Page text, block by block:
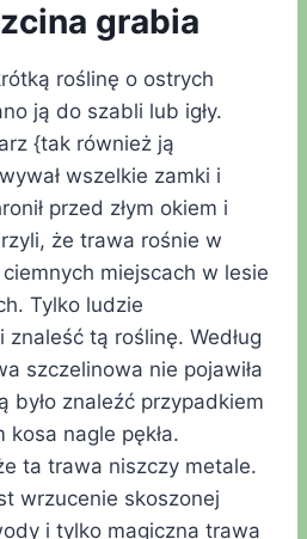
grabia
roślinę o ostrych
ją do szabli lub igły.
{tak również ją
wszelkie zamki i
przed złym okiem i
że trawa rośnie w
miejscach w lesie
Tylko ludzie
tą roślinę. Według
szczelinowa nie pojawiła
było znaleźć przypadkiem
nagle pękła.
ta trawa niszczy metale.
wrzucenie skoszonej
i tylko magiczna trawa